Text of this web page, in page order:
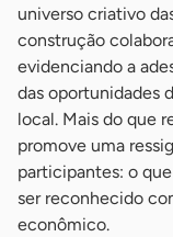
universo criativo
construção
evidenciando a
das oportunidades
local. Mais do que
promove uma
participantes: o
ser reconhecido
econômico.